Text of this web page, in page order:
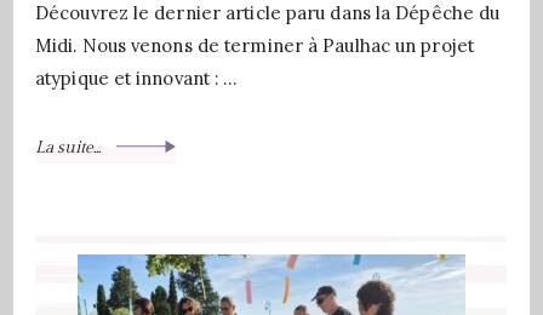
Découvrez le dernier article paru dans la Dépêche du
Midi. Nous venons de terminer à Paulhac un projet
atypique et innovant : …
La suite...